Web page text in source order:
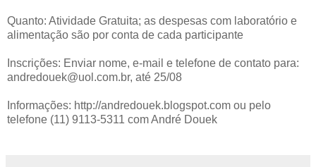
Quanto: Atividade Gratuita; as despesas com laboratório e
alimentação são por conta de cada participante
Inscrições: Enviar nome, e-mail e telefone de contato para:
andredouek@uol.com.br, até 25/08
Informações: http://andredouek.blogspot.com ou pelo
telefone (11) 9113-5311 com André Douek